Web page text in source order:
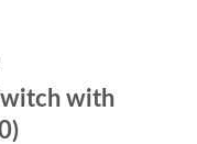
with